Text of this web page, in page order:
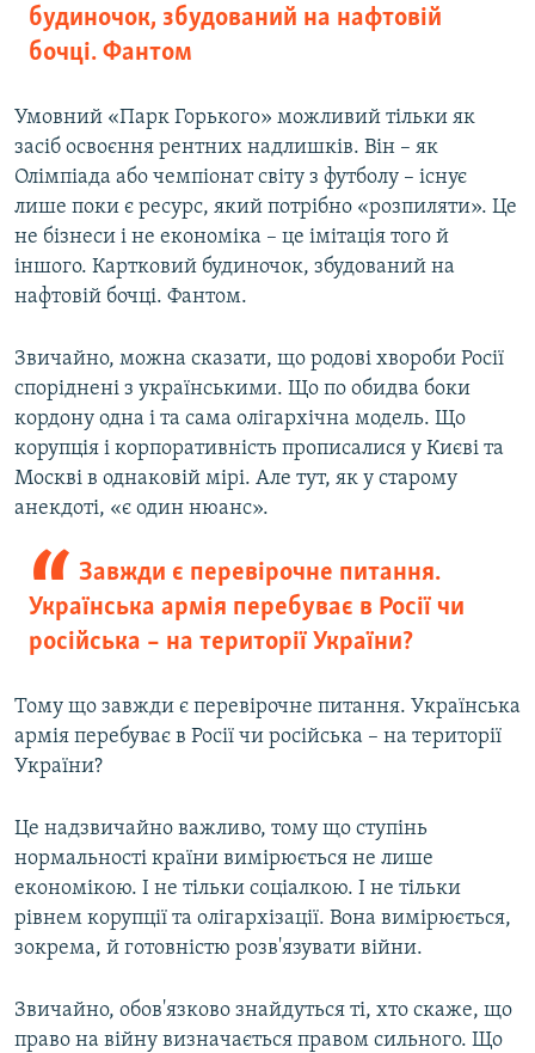
будиночок, збудований на нафтовій
бочці. Фантом
Умовний «Парк Горького» можливий тільки як
засіб освоєння рентних надлишків. Він – як
Олімпіада або чемпіонат світу з футболу – існує
лише поки є ресурс, який потрібно «розпиляти». Це
не бізнеси і не економіка – це імітація того й
іншого. Картковий будиночок, збудований на
нафтовій бочці. Фантом.
Звичайно, можна сказати, що родові хвороби Росії
споріднені з українськими. Що по обидва боки
кордону одна і та сама олігархічна модель. Що
корупція і корпоративність прописалися у Києві та
Москві в однаковій мірі. Але тут, як у старому
анекдоті, «є один нюанс».
Завжди є перевірочне питання.
Українська армія перебуває в Росії чи
російська – на території України?
Тому що завжди є перевірочне питання. Українська
армія перебуває в Росії чи російська – на території
України?
Це надзвичайно важливо, тому що ступінь
нормальності країни вимірюється не лише
економікою. І не тільки соціалкою. І не тільки
рівнем корупції та олігархізації. Вона вимірюється,
зокрема, й готовністю розв'язувати війни.
Звичайно, обов'язково знайдуться ті, хто скаже, що
право на війну визначається правом сильного. Що